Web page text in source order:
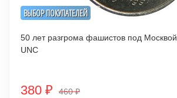
ВЫБОР ПОКУПАТЕЛЕЙ
50 лет разгрома фашистов под Москвой 3 рубля 1991
UNC
380 ₽ 460₽